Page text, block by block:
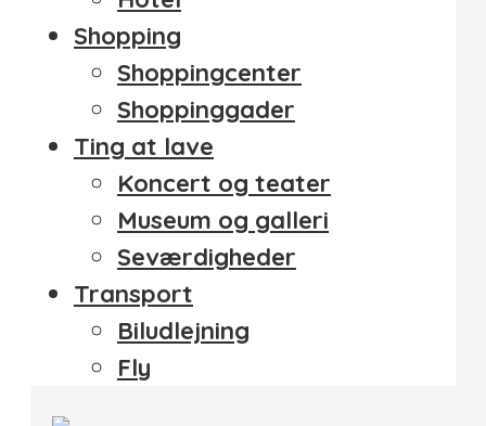
Shopping
Shoppingcenter
Shoppinggader
Ting at lave
Koncert og teater
Museum og galleri
Seværdigheder
Transport
Biludlejning
Fly